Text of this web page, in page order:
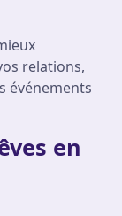
relations,
événements
en